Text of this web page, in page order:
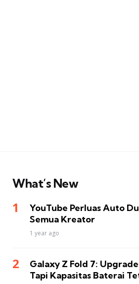
What’s New
YouTube Perluas Auto
Semua Kreator
1 year ago
Galaxy Z Fold 7:
Tapi Kapasitas Baterai